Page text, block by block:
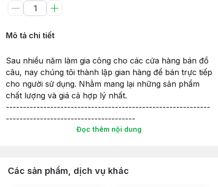
Mô tả chi tiết
Sau nhiều năm làm gia công cho các cửa hàng bán đồ
câu, nay chúng tôi thành lập gian hàng để bán trực tiếp
cho người sử dụng. Nhằm mang lại những sản phẩm
chất lượng và giá cả hợp lý nhất.
------------------------------------------------------------
--------------------------------------
Túi đựng đồ câu gồm có nhiều ngăn, được may từ vải
Túi có chiều dài từ 0.9m đến 1.6m và có loại 2 ngăn, 3
ngăn, 4 ngăn thoải mái đựng cần và phụ kiện.
Đọc thêm nội dung
Các sản phẩm, dịch vụ khác